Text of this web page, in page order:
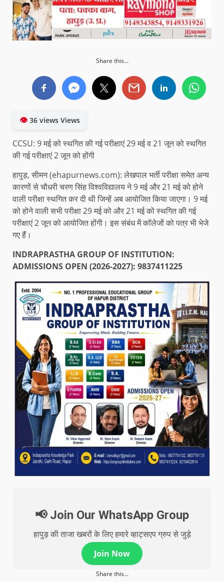
Share this...
👁36 views Views
CCSU: 9 मई को स्थगित की गई परीक्षाएं 29 मई व 21 जून को स्थगित
की गई परीक्षाएं 2 जून को होंगी
हापुड़, सीमन (ehapurnews.com): लेखपाल भर्ती परीक्षा समेत अन्य
कारणों से चौधरी चरण सिंह विश्वविद्यालय ने 9 मई और 21 मई को होने
वाली परीक्षा स्थगित कर दी थी जिन्हें अब आयोजित किया जाएगा। 9 मई
को होने वाली सभी परीक्षा 29 मई को और 21 मई को स्थगित की गई
परीक्षाएं 2 जून को आयोजित होंगी। इस संबंध में कॉलेजों को पत्र भी भेजे
गए हैं।
INDRAPRASTHA GROUP OF INSTITUTION:
ADMISSIONS OPEN (2026-2027): 9837411225
📢 Join Our WhatsApp Group
हापुड़ की ताजा खबरों के लिए हमारे व्हाट्सएप ग्रुप से जुड़े
Join Now
Share this...